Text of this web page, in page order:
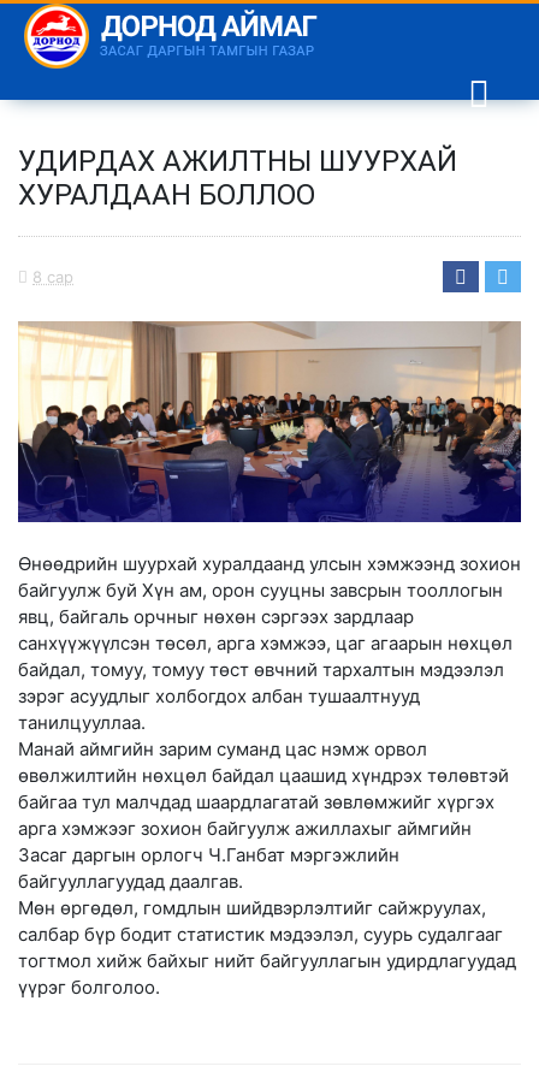
УДИРДАХ АЖИЛТНЫ ШУУРХАЙ
ХУРАЛДААН БОЛЛОО
8 сар
Өнөөдрийн шуурхай хуралдаанд улсын хэмжээнд зохион
байгуулж буй Хүн ам, орон сууцны завсрын тооллогын
явц, байгаль орчныг нөхөн сэргээх зардлаар
санхүүжүүлсэн төсөл, арга хэмжээ, цаг агаарын нөхцөл
байдал, томуу, томуу төст өвчний тархалтын мэдээлэл
зэрэг асуудлыг холбогдох албан тушаалтнууд
танилцууллаа.
Манай аймгийн зарим суманд цас нэмж орвол
өвөлжилтийн нөхцөл байдал цаашид хүндрэх төлөвтэй
байгаа тул малчдад шаардлагатай зөвлөмжийг хүргэх
арга хэмжээг зохион байгуулж ажиллахыг аймгийн
Засаг даргын орлогч Ч.Ганбат мэргэжлийн
байгууллагуудад даалгав.
Мөн өргөдөл, гомдлын шийдвэрлэлтийг сайжруулах,
салбар бүр бодит статистик мэдээлэл, суурь судалгааг
тогтмол хийж байхыг нийт байгууллагын удирдлагуудад
үүрэг болголоо.